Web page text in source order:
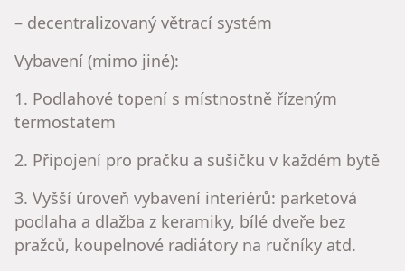
– decentralizovaný větrací systém
Vybavení (mimo jiné):
1. Podlahové topení s místnostně řízeným
termostatem
2. Připojení pro pračku a sušičku v každém bytě
3. Vyšší úroveň vybavení interiérů: parketová
podlaha a dlažba z keramiky, bílé dveře bez
pražců, koupelnové radiátory na ručníky atd.